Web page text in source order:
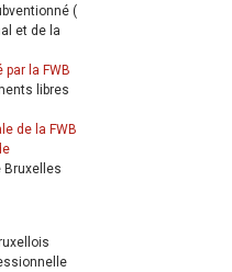
(
et de la
la FWB
libres
de la FWB
Bruxelles